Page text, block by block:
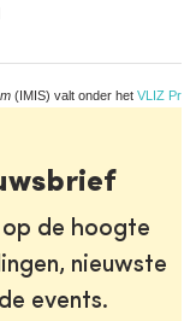
(IMIS) valt onder het VLIZ
op de hoogte
nieuwste
events.